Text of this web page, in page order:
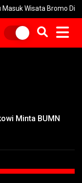
Wisata Bromo Ditutup
Minta BUMN